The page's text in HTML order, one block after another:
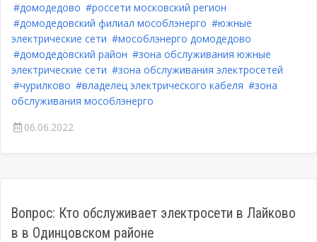
#домодедово #россети московский регион
#домодедовский филиал мособлэнерго #южные
электрические сети #мособлэнерго домодедово
#домодедовский район #зона обслуживания южные
электрические сети #зона обслуживания электросетей
#чурилково #владелец электрического кабеля #зона
обслуживания мособлэнерго
06.06.2022
Вопрос: Кто обслуживает электросети в Лайково
в в Одинцовском районе